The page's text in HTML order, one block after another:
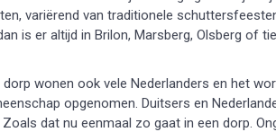
variërend van traditionele
is er altijd in Brilon, Marsberg, Olsberg of
wonen ook vele Nederlanders en het
opgenomen. Duitsers en
dat nu eenmaal zo gaat in een dorp.